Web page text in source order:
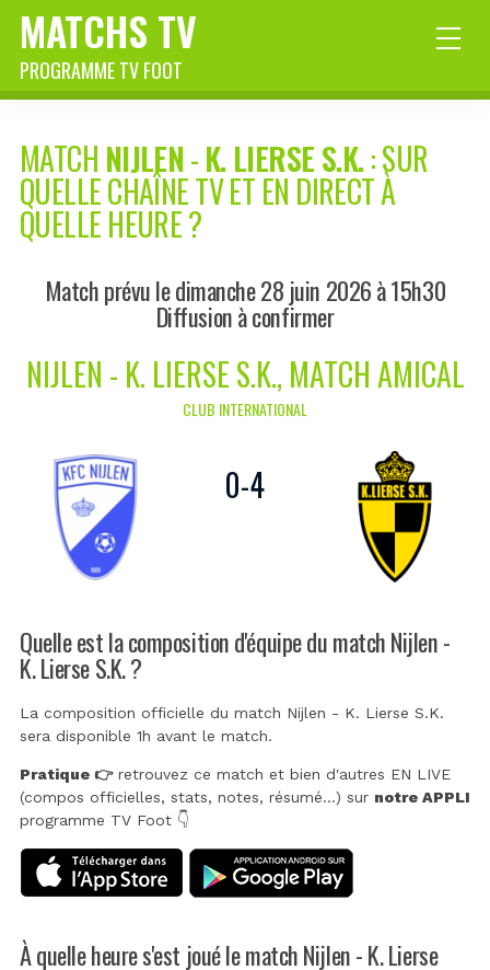
MATCHS TV
PROGRAMME TV FOOT
MATCH NIJLEN-K. LIERSE S.K.: SUR
QUELLE CHAÎNE TV ET EN DIRECT À
QUELLE HEURE ?
Match prévu le dimanche 28 juin 2026 à 15h30
Diffusion à confirmer
NIJLEN - K. LIERSE S.K., MATCH AMICAL
CLUB INTERNATIONAL
0-4
Quelle est la composition d'équipe du match Nijlen -
K. Lierse S.K. ?
La composition officielle du match Nijlen - K. Lierse S.K.
sera disponible 1h avant le match.
Pratique 👉retrouvez ce match et bien d'autres EN LIVE
(compos officielles, stats, notes, résumé...) sur notre APPLI
programme TV Foot 👇
À quelle heure s'est joué le match Nijlen - K. Lierse